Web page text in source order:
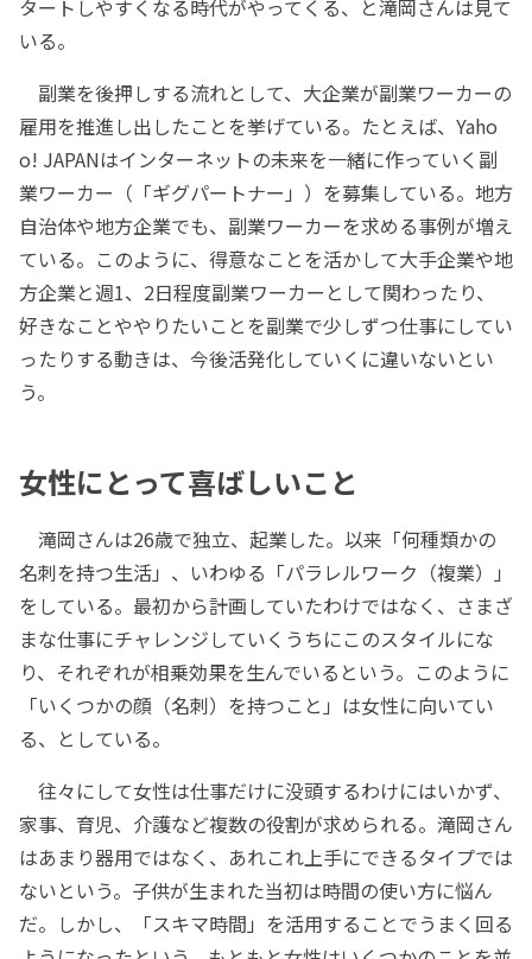
タートしやすくなる時代がやってくる、と滝岡さんは見て
いる。
副業を後押しする流れとして、大企業が副業ワーカーの
雇用を推進し出したことを挙げている。たとえば、Yaho
o! JAPANはインターネットの未来を一緒に作っていく副
業ワーカー（「ギグパートナー」）を募集している。地方
自治体や地方企業でも、副業ワーカーを求める事例が増え
ている。このように、得意なことを活かして大手企業や地
方企業と週1、2日程度副業ワーカーとして関わったり、
好きなことややりたいことを副業で少しずつ仕事にしてい
ったりする動きは、今後活発化していくに違いないとい
う。
女性にとって喜ばしいこと
滝岡さんは26歳で独立、起業した。以来「何種類かの
名刺を持つ生活」、いわゆる「パラレルワーク（複業）」
をしている。最初から計画していたわけではなく、さまざ
まな仕事にチャレンジしていくうちにこのスタイルにな
り、それぞれが相乗効果を生んでいるという。このように
「いくつかの顔（名刺）を持つこと」は女性に向いてい
る、としている。
往々にして女性は仕事だけに没頭するわけにはいかず、
家事、育児、介護など複数の役割が求められる。滝岡さん
はあまり器用ではなく、あれこれ上手にできるタイプでは
ないという。子供が生まれた当初は時間の使い方に悩ん
だ。しかし、「スキマ時間」を活用することでうまく回る